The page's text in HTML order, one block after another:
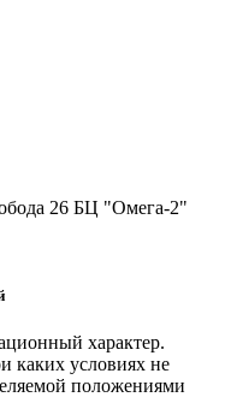
26 БЦ "Омега-2"
характер.
каких условиях не
положениями